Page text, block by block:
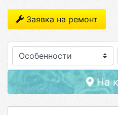
Заявка на ремонт
Особенности
На